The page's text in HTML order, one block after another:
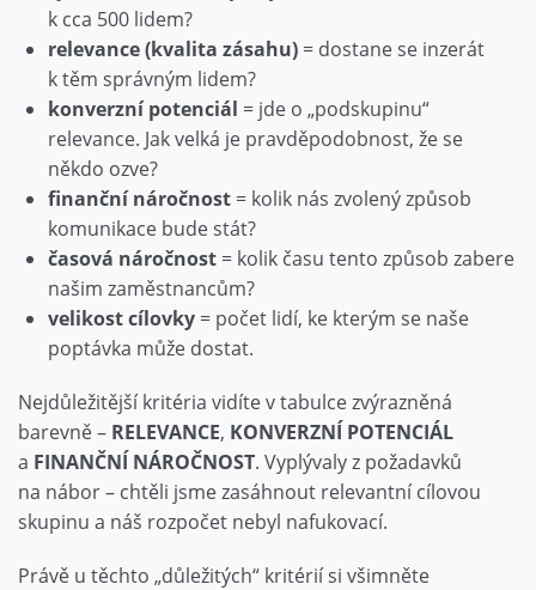
k cca 500 lidem?
relevance (kvalita zásahu) = dostane se inzerát
k těm správným lidem?
konverzní potenciál = jde o „podskupinu“
relevance. Jak velká je pravděpodobnost, že se
někdo ozve?
finanční náročnost = kolik nás zvolený způsob
komunikace bude stát?
časová náročnost = kolik času tento způsob zabere
našim zaměstnancům?
velikost cílovky = počet lidí, ke kterým se naše
poptávka může dostat.
Nejdůležitější kritéria vidíte v tabulce zvýrazněná
barevně – RELEVANCE, KONVERZNÍ POTENCIÁL
a FINANČNÍ NÁROČNOST. Vyplývaly z požadavků
na nábor – chtěli jsme zasáhnout relevantní cílovou
skupinu a náš rozpočet nebyl nafukovací.
Právě u těchto „důležitých“ kritérií si všimněte